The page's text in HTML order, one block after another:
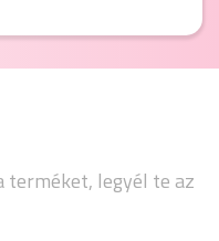
terméket, legyél te az